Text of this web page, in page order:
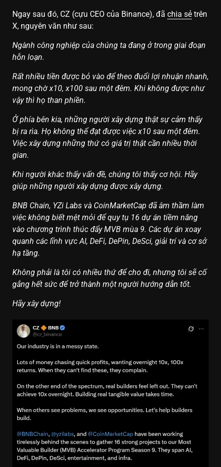
Ngay sau đó, CZ (cựu CEO của Binance), đã chia sẻ trên
X, nguyên văn như sau:
Ngành công nghiệp của chúng ta đang ở trong giai đoạn
hỗn loạn.
Rất nhiều tiền được bỏ vào để theo đuổi lợi nhuận nhanh,
mong chờ x10, x100 sau một đêm. Khi không được như
vậy thì họ than phiền.
Ở phía bên kia, những người xây dựng thật sự cảm thấy
bị ra rìa. Họ không thể đạt được việc x10 sau một đêm.
Việc xây dựng những thứ có giá trị thật cần nhiều thời
gian.
Khi người khác thấy vấn đề, chúng tôi thấy cơ hội. Hãy
giúp những người xây dựng được xây dựng.
BNB Chain, YZi Labs và CoinMarketCap đã âm thầm làm
việc không biết mệt mỏi để quy tụ 16 dự án tiềm năng
vào chương trình thúc đẩy MVB mùa 9. Các dự án xoay
quanh các lĩnh vực AI, DeFi, DePin, DeSci, giải trí và cơ sở
hạ tầng.
Không phải là tôi có nhiều thứ để cho đi, nhưng tôi sẽ cố
gắng hết sức để trở thành một người hướng dẫn tốt.
Hãy xây dựng!